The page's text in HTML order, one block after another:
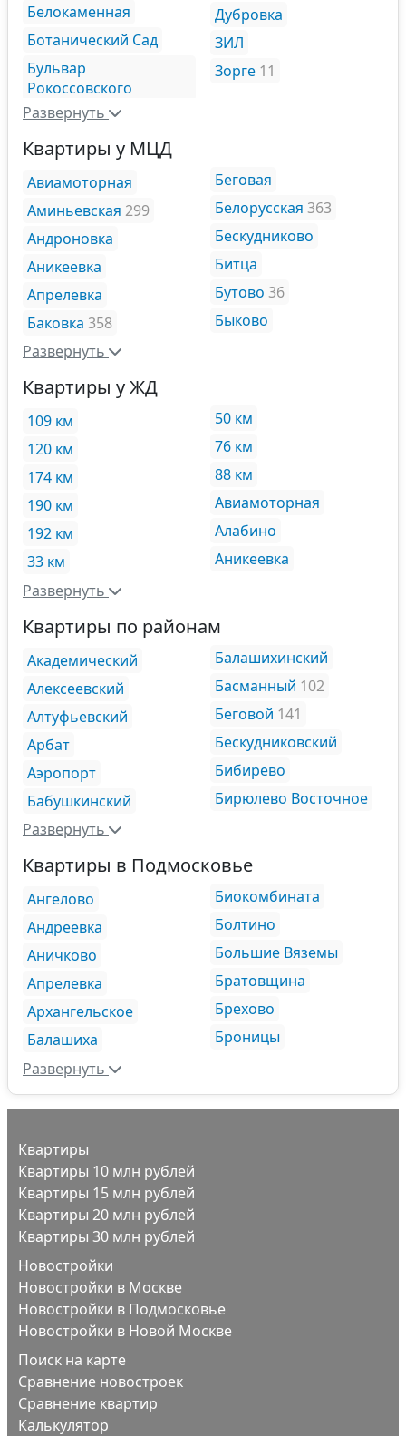
Белокаменная
Ботанический Сад
Бульвар
Рокоссовского
Дубровка
ЗИЛ
Зорге 11
Развернуть
Квартиры у МЦД
Авиамоторная
Аминьевская 299
Андроновка
Аникеевка
Апрелевка
Баковка 358
Беговая
Белорусская 363
Бескудниково
Битца
Бутово 36
Быково
Развернуть
Квартиры у ЖД
109 км
120 км
174 км
190 км
192 км
33 км
50 км
76 км
88 км
Авиамоторная
Алабино
Аникеевка
Развернуть
Квартиры по районам
Академический
Алексеевский
Алтуфьевский
Арбат
Аэропорт
Бабушкинский
Балашихинский
Басманный 102
Беговой 141
Бескудниковский
Бибирево
Бирюлево Восточное
Развернуть
Квартиры в Подмосковье
Ангелово
Андреевка
Аничково
Апрелевка
Архангельское
Балашиха
Биокомбината
Болтино
Большие Вяземы
Братовщина
Брехово
Броницы
Развернуть
Квартиры
Квартиры 10 млн рублей
Квартиры 15 млн рублей
Квартиры 20 млн рублей
Квартиры 30 млн рублей
Новостройки
Новостройки в Москве
Новостройки в Подмосковье
Новостройки в Новой Москве
Поиск на карте
Сравнение новостроек
Сравнение квартир
Калькулятор